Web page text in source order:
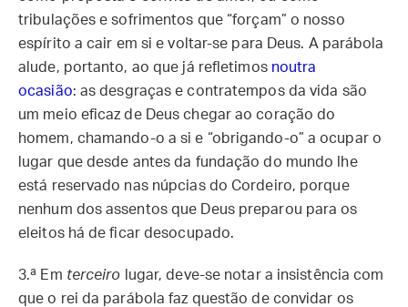
tribulações e sofrimentos que “forçam” o nosso
espírito a cair em si e voltar-se para Deus. A parábola
alude, portanto, ao que já refletimos noutra
ocasião: as desgraças e contratempos da vida são
um meio eficaz de Deus chegar ao coração do
homem, chamando-o a si e “obrigando-o” a ocupar o
lugar que desde antes da fundação do mundo lhe
está reservado nas núpcias do Cordeiro, porque
nenhum dos assentos que Deus preparou para os
eleitos há de ficar desocupado.
3.ª Em terceiro lugar, deve-se notar a insistência com
que o rei da parábola faz questão de convidar os